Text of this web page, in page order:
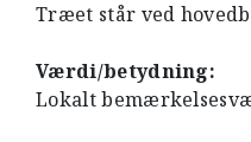
Træet står ved
Værdi/betydning:
Lokalt